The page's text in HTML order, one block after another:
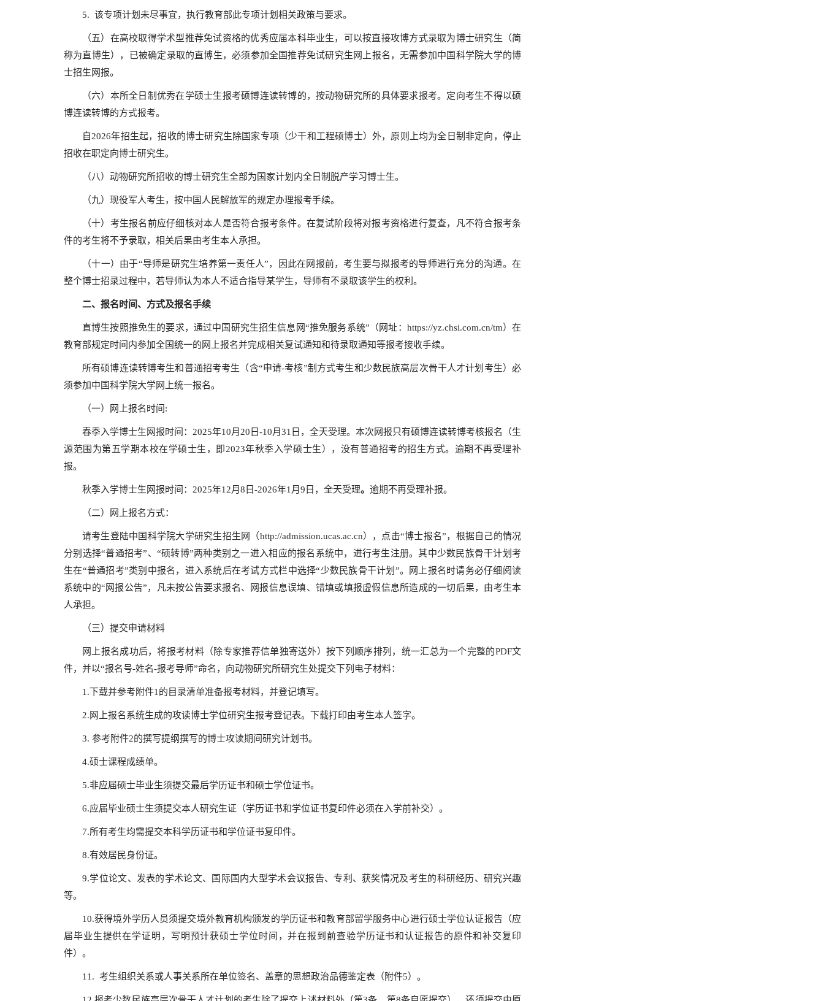
5. 该专项计划未尽事宜，执行教育部此专项计划相关政策与要求。
（五）在高校取得学术型推荐免试资格的优秀应届本科毕业生，可以按直接攻博方式录取为博士研究生（简
称为直博生），已被确定录取的直博生，必须参加全国推荐免试研究生网上报名，无需参加中国科学院大学的博
士招生网报。
（六）本所全日制优秀在学硕士生报考硕博连读转博的，按动物研究所的具体要求报考。定向考生不得以硕
博连读转博的方式报考。
自2026年招生起，招收的博士研究生除国家专项（少干和工程硕博士）外，原则上均为全日制非定向，停止
招收在职定向博士研究生。
（八）动物研究所招收的博士研究生全部为国家计划内全日制脱产学习博士生。
（九）现役军人考生，按中国人民解放军的规定办理报考手续。
（十）考生报名前应仔细核对本人是否符合报考条件。在复试阶段将对报考资格进行复查，凡不符合报考条
件的考生将不予录取，相关后果由考生本人承担。
（十一）由于“导师是研究生培养第一责任人”，因此在网报前，考生要与拟报考的导师进行充分的沟通。在
整个博士招录过程中，若导师认为本人不适合指导某学生，导师有不录取该学生的权利。
二、报名时间、方式及报名手续
直博生按照推免生的要求，通过中国研究生招生信息网“推免服务系统”（网址：https://yz.chsi.com.cn/tm）在
教育部规定时间内参加全国统一的网上报名并完成相关复试通知和待录取通知等报考接收手续。
所有硕博连读转博考生和普通招考考生（含“申请-考核”制方式考生和少数民族高层次骨干人才计划考生）必
须参加中国科学院大学网上统一报名。
（一）网上报名时间:
春季入学博士生网报时间：2025年10月20日-10月31日，全天受理。本次网报只有硕博连读转博考核报名（生
源范围为第五学期本校在学硕士生，即2023年秋季入学硕士生），没有普通招考的招生方式。逾期不再受理补
报。
秋季入学博士生网报时间：2025年12月8日-2026年1月9日，全天受理。 逾期不再受理补报。
（二）网上报名方式：
请考生登陆中国科学院大学研究生招生网（http://admission.ucas.ac.cn），点击“博士报名”，根据自己的情况
分别选择“普通招考”、“硕转博”两种类别之一进入相应的报名系统中，进行考生注册。其中少数民族骨干计划考
生在“普通招考”类别中报名，进入系统后在考试方式栏中选择“少数民族骨干计划”。网上报名时请务必仔细阅读
系统中的“网报公告”，凡未按公告要求报名、网报信息误填、错填或填报虚假信息所造成的一切后果，由考生本
人承担。
（三）提交申请材料
网上报名成功后，将报考材料（除专家推荐信单独寄送外）按下列顺序排列，统一汇总为一个完整的PDF文
件，并以“报名号-姓名-报考导师”命名，向动物研究所研究生处提交下列电子材料：
1.下载并参考附件1的目录清单准备报考材料，并登记填写。
2.网上报名系统生成的攻读博士学位研究生报考登记表。下载打印由考生本人签字。
3. 参考附件2的撰写提纲撰写的博士攻读期间研究计划书。
4.硕士课程成绩单。
5.非应届硕士毕业生须提交最后学历证书和硕士学位证书。
6.应届毕业硕士生须提交本人研究生证（学历证书和学位证书复印件必须在入学前补交）。
7.所有考生均需提交本科学历证书和学位证书复印件。
8.有效居民身份证。
9.学位论文、发表的学术论文、国际国内大型学术会议报告、专利、获奖情况及考生的科研经历、研究兴趣
等。
10.获得境外学历人员须提交境外教育机构颁发的学历证书和教育部留学服务中心进行硕士学位认证报告（应
届毕业生提供在学证明，写明预计获硕士学位时间，并在报到前查验学历证书和认证报告的原件和补交复印
件）。
11. 考生组织关系或人事关系所在单位签名、盖章的思想政治品德鉴定表（附件5）。